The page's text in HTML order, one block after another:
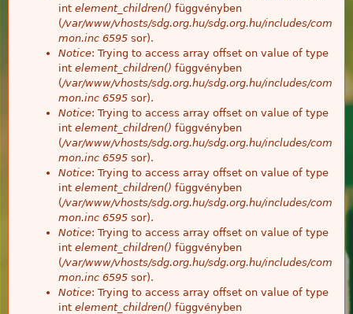
int element_children() függvényben
(/var/www/vhosts/sdg.org.hu/sdg.org.hu/includes/com
mon.inc 6595 sor).
Notice: Trying to access array offset on value of type
int element_children() függvényben
(/var/www/vhosts/sdg.org.hu/sdg.org.hu/includes/com
mon.inc 6595 sor).
Notice: Trying to access array offset on value of type
int element_children() függvényben
(/var/www/vhosts/sdg.org.hu/sdg.org.hu/includes/com
mon.inc 6595 sor).
Notice: Trying to access array offset on value of type
int element_children() függvényben
(/var/www/vhosts/sdg.org.hu/sdg.org.hu/includes/com
mon.inc 6595 sor).
Notice: Trying to access array offset on value of type
int element_children() függvényben
(/var/www/vhosts/sdg.org.hu/sdg.org.hu/includes/com
mon.inc 6595 sor).
Notice: Trying to access array offset on value of type
int element_children() függvényben